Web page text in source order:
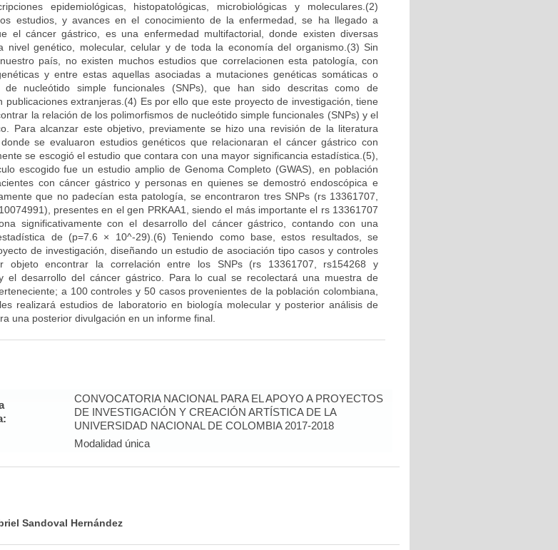
epidemiológicas, histopatológicas, microbiológicas y moleculares.(2)
estudios, y avances en el conocimiento de la enfermedad, se ha llegado a
el cáncer gástrico, es una enfermedad multifactorial, donde existen diversas
nivel genético, molecular, celular y de toda la economía del organismo.(3) Sin
país, no existen muchos estudios que correlacionen esta patología, con
y entre estas aquellas asociadas a mutaciones genéticas somáticas o
de nucleótido simple funcionales (SNPs), que han sido descritas como de
publicaciones extranjeras.(4) Es por ello que este proyecto de investigación, tiene
la relación de los polimorfismos de nucleótido simple funcionales (SNPs) y el
Para alcanzar este objetivo, previamente se hizo una revisión de la literatura
se evaluaron estudios genéticos que relacionaran el cáncer gástrico con
se escogió el estudio que contara con una mayor significancia estadística.(5),
escogido fue un estudio amplio de Genoma Completo (GWAS), en población
con cáncer gástrico y personas en quienes se demostró endoscópica e
que no padecían esta patología, se encontraron tres SNPs (rs 13361707,
presentes en el gen PRKAA1, siendo el más importante el rs 13361707
significativamente con el desarrollo del cáncer gástrico, contando con una
de (p=7.6 × 10^-29).(6) Teniendo como base, estos resultados, se
de investigación, diseñando un estudio de asociación tipo casos y controles
objeto encontrar la correlación entre los SNPs (rs 13361707, rs154268 y
el desarrollo del cáncer gástrico. Para lo cual se recolectará una muestra de
a 100 controles y 50 casos provenientes de la población colombiana,
realizará estudios de laboratorio en biología molecular y posterior análisis de
una posterior divulgación en un informe final.
CONVOCATORIA NACIONAL PARA EL APOYO A PROYECTOS
DE INVESTIGACIÓN Y CREACIÓN ARTÍSTICA DE LA
UNIVERSIDAD NACIONAL DE COLOMBIA 2017-2018
Modalidad única
Sandoval Hernández